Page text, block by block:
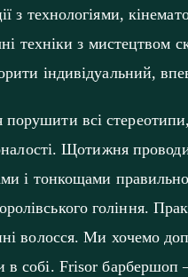
з технологіями,
техніки з мистецтвом
індивідуальний,
всі
Щотижня
і тонкощами
гоління.
волосся. Ми хочемо
собі. Frisor барбершоп